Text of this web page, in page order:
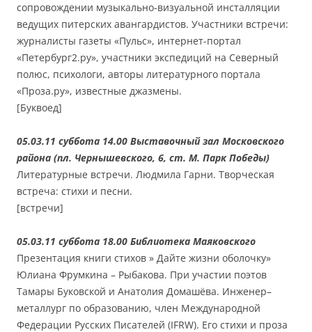
сопровождении музыкально-визуальной инсталляции
ведущих питерских авангардистов. Участники встречи:
журналисты газеты «Пульс», интернет-портал
«Петербург2.ру», участники экспедиций на Северный
полюс, психологи, авторы литературного портала
«Проза.ру», известные джазмены.
[Буквоед]
05.03.11 суббота 14.00 Выставочный зал Московского
района (пл. Чернышевского, 6, ст. М. Парк Победы)
Литературные встречи. Людмила Гарни. Творческая
встреча: стихи и песни.
[встречи]
05.03.11 суббота 18.00 Библиотека Маяковского
Презентация книги стихов » Дайте жизни оболочку»
Юлиана Фрумкина – Рыбакова. При участии поэтов
Тамары Буковской и Анатолия Домашёва. Инженер–
металлург по образованию, член Международной
Федерации Русских Писателей (IFRW). Его стихи и проза